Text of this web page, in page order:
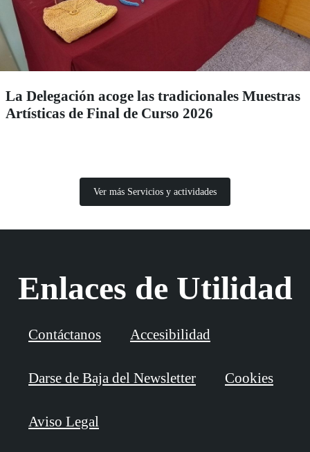
La Delegación acoge las tradicionales Muestras
Artísticas de Final de Curso 2026
Ver más Servicios y actividades
Enlaces de Utilidad
Contáctanos Accesibilidad
Darse de Baja del Newsletter Cookies
Aviso Legal